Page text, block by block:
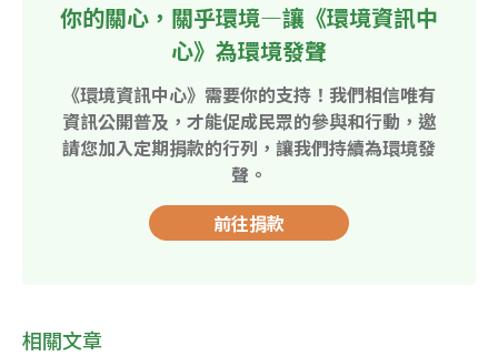
你的關心，關乎環境—讓《環境資訊中
心》為環境發聲
《環境資訊中心》需要你的支持！我們相信唯有
資訊公開普及，才能促成民眾的參與和行動，邀
請您加入定期捐款的行列，讓我們持續為環境發
聲。
前往捐款
相關文章